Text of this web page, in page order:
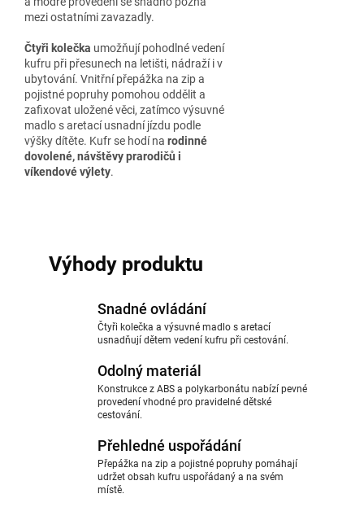
mezi ostatními zavazadly.
Čtyři kolečka umožňují pohodlné vedení
kufru při přesunech na letišti, nádraží i v
ubytování. Vnitřní přepážka na zip a
pojistné popruhy pomohou oddělit a
zafixovat uložené věci, zatímco výsuvné
madlo s aretací usnadní jízdu podle
výšky dítěte. Kufr se hodí na rodinné
dovolené, návštěvy prarodičů i
víkendové výlety.
Výhody produktu
Snadné ovládání
Čtyři kolečka a výsuvné madlo s aretací
usnadňují dětem vedení kufru při cestování.
Odolný materiál
Konstrukce z ABS a polykarbonátu nabízí pevné
provedení vhodné pro pravidelné dětské
cestování.
Přehledné uspořádání
Přepážka na zip a pojistné popruhy pomáhají
udržet obsah kufru uspořádaný a na svém
místě.